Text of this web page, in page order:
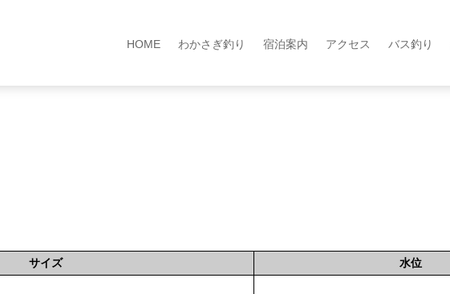
HOME わかさぎ釣り 宿泊案内 アクセス バス釣り
サイズ 水位